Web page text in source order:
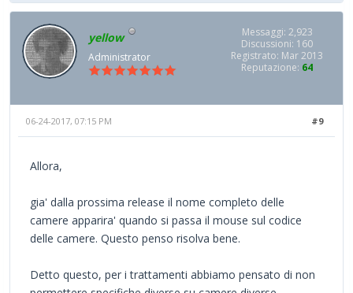
yellow
Administrator
Messaggi: 2,923
Discussioni: 160
Registrato: Mar 2013
Reputazione: 64
#9
06-24-2017, 07:15 PM
Allora,
gia' dalla prossima release il nome completo delle
camere apparira' quando si passa il mouse sul codice
delle camere. Questo penso risolva bene.
Detto questo, per i trattamenti abbiamo pensato di non